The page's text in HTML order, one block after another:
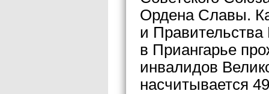
Ордена Славы.
и Правительства
в Приангарье
инвалидов
насчитывается